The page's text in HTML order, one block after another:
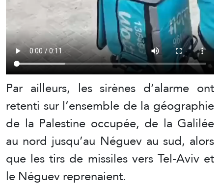
Par ailleurs, les sirènes d’alarme ont
retenti sur l’ensemble de la géographie
de la Palestine occupée, de la Galilée
au nord jusqu’au Néguev au sud, alors
que les tirs de missiles vers Tel-Aviv et
le Néguev reprenaient.